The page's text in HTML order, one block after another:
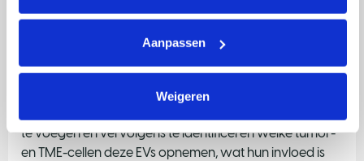
Aanpassen
Weigeren
plakjes leverweefsel en samengestelde cell-kweek
culturen van metastaserende PDAC-cellen en TME-
cellen (waaronder parenchymale hepatocyten,
Kupffer cellen en lever stellaatcellen). De rol van EVs zal
worden vastgesteld door EV, afkomstig van PDAC-
te voegen en vervolgens te identificeren welke tumor-
en TME-cellen deze EVs opnemen, wat hun invloed is